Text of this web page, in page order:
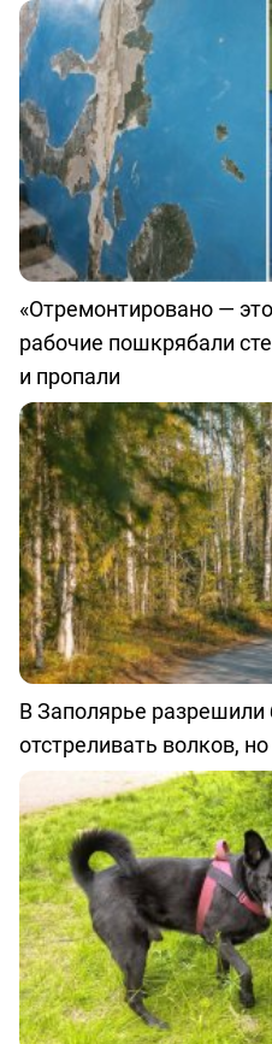
«Отремонтировано —
рабочие пошкрябали
и пропали
В Заполярье разрешили
отстреливать волков,